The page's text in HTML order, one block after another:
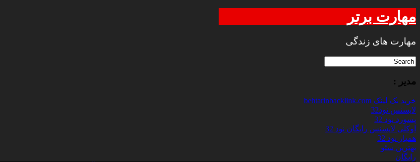
مهارت برتر
مهارت های زندگی
مدیر :
خرید بک لینک behtarinbacklink.com
لایسنس نود32
پسورد نود 32
اوکلی لایسنس رایگان نود 32
همیار نود 32
بهترین سئو
رایگان